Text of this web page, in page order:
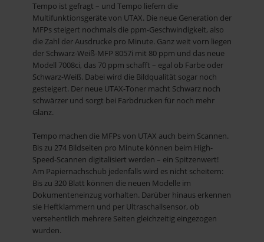
Tempo ist gefragt – und Tempo liefern die
Multifunktionsgeräte von UTAX. Die neue Generation der
MFPs steigert nochmals die ppm-Geschwindigkeit, also
die Zahl der Ausdrucke pro Minute. Ganz weit vorn liegen
der Schwarz-Weiß-MFP 8057i mit 80 ppm und das neue
Modell 7008ci, das 70 ppm schafft – egal ob Farbe oder
Schwarz-Weiß. Dabei wird die Bildqualität sogar noch
gesteigert. Der neue UTAX-Toner macht Schwarz noch
schwärzer und sorgt bei Farbdrucken für noch mehr
Glanz.
Tempo machen die MFPs von UTAX auch beim Scannen.
Bis zu 274 Bildseiten pro Minute können beim High-
Speed-Scannen digitalisiert werden – ein Spitzenwert!
Am Papiernachschub jedenfalls wird es nicht scheitern:
Bis zu 320 Blatt können die neuen Modelle im
Dokumenteneinzug vorhalten. Darüber hinaus erkennen
sie Heftklammern und per Ultraschallsensor, ob
versehentlich mehrere Seiten gleichzeitig eingezogen
wurden.